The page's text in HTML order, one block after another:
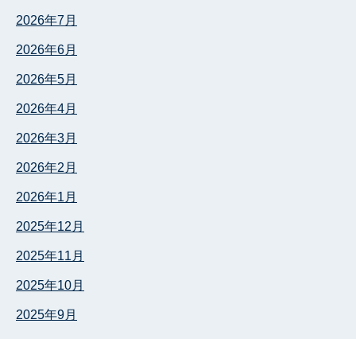
2026年7月
2026年6月
2026年5月
2026年4月
2026年3月
2026年2月
2026年1月
2025年12月
2025年11月
2025年10月
2025年9月